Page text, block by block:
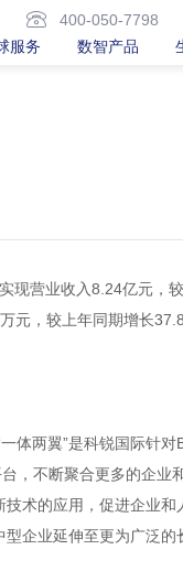
400-050-7798
服务 数智产品
营业收入8.24亿元，
元，较上年同期增长
体两翼”是科锐国际针对
，不断聚合更多的企
术的应用，促进企业和
企业延伸至更为广泛